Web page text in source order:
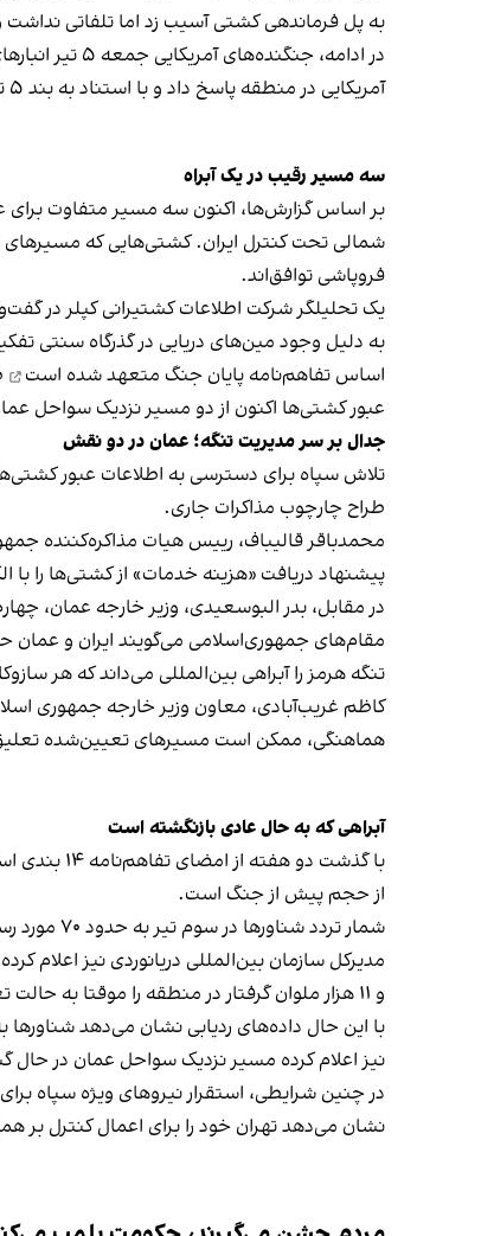
به پل فرماندهی کشتی آسیب زد اما تلفاتی
در ادامه، جنگنده‌های آمریکایی جمعه ۵ تیر انبارهای موشک و پهپاد و سایت‌های راداری ساحلی ایران را
آمریکایی در منطقه پاسخ داد و با استناد به بند ۵ تفاهم‌نامه اسلام‌آباد اعلام کرد ترتیبات کنترل عبور و مرور در تنگه هرمز با جمهوری اسلامی است.
سه مسیر رقیب در یک آبراه
بر اساس گزارش‌ها، اکنون سه مسیر متفاوت
شمالی تحت کنترل ایران. کشتی‌هایی که مسیرهای
فروپاشی توافق‌اند.
یک تحلیلگر شرکت اطلاعات کشتیرانی کپلر در
اساس تفاهم‌نامه پایان جنگ متعهد شده است
عبور کشتی‌ها اکنون از دو مسیر نزدیک سواحل
جدال بر سر مدیریت تنگه؛ عمان در دو نقش
تلاش سپاه برای دسترسی به اطلاعات عبور
طراح چارچوب مذاکرات جاری.
محمدباقر قالیباف، رییس هیات مذاکره‌کننده
پیشنهاد دریافت «هزینه خدمات» از کشتی‌ها را با
در مقابل، بدر البوسعیدی، وزیر خارجه عمان،
تنگه هرمز را آبراهی بین‌المللی می‌داند که هر
کاظم غریب‌آبادی، معاون وزیر خارجه جمهوری
هماهنگی، ممکن است مسیرهای تعیین‌شده
آبراهی که به حال عادی بازنگشته است
با گذشت
از حجم پیش از جنگ است.
شمار تردد شناورها در سوم تیر به حدود ۷۰ مورد رسید که بالاترین رقم از آغاز جنگ است؛ در حالی که پیش از جنگ روزانه به‌طور متوسط حدود ۱۳۰ شناور از این مسیر عبور می‌کرد.
و ۱۱ هزار ملوان گرفتار در منطقه را موقتا به حالت تعلیق درآورد.
با این حال داده‌های ردیابی نشان می‌دهد
نیز اعلام کرده مسیر نزدیک سواحل عمان در
در چنین شرایطی، استقرار نیروهای ویژه سپاه
نشان می‌دهد تهران خود را برای اعمال کنترل